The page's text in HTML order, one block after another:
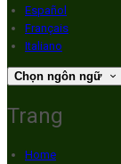
Español
Français
Italiano
Chọn ngôn ngữ
Trang
Home